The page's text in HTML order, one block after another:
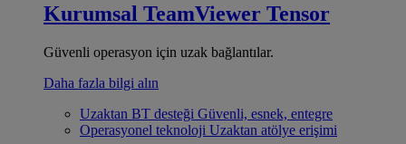
Kurumsal TeamViewer Tensor
Güvenli operasyon için uzak bağlantılar.
Daha fazla bilgi alın
Uzaktan BT desteği Güvenli, esnek, entegre
Operasyonel teknoloji Uzaktan atölye erişimi